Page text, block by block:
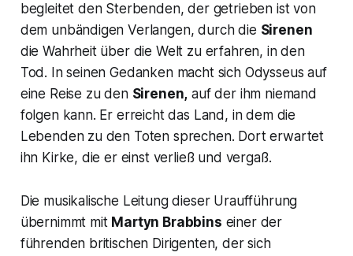
begleitet den Sterbenden, der getrieben ist von
dem unbändigen Verlangen, durch die Sirenen
die Wahrheit über die Welt zu erfahren, in den
Tod. In seinen Gedanken macht sichOdysseus auf
eine Reise zu den Sirenen, auf der ihm niemand
folgen kann. Er erreicht das Land, in dem die
Lebenden zu den Toten sprechen. Dort erwartet
ihn Kirke, die er einst verließ und vergaß.
Die musikalische Leitung dieser Uraufführung
übernimmt mit Martyn Brabbins einer der
führenden britischen Dirigenten, der sich